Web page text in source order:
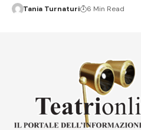
Tania Turnaturi 6 Min Read